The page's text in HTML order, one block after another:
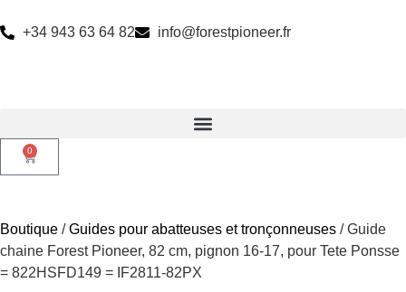
+34 943 63 64 82 info@forestpioneer.fr
0
Boutique /Guides pour abatteuses et tronçonneuses / Guide
chaine Forest Pioneer, 82 cm, pignon 16-17, pour Tete Ponsse
= 822HSFD149 = IF2811-82PX